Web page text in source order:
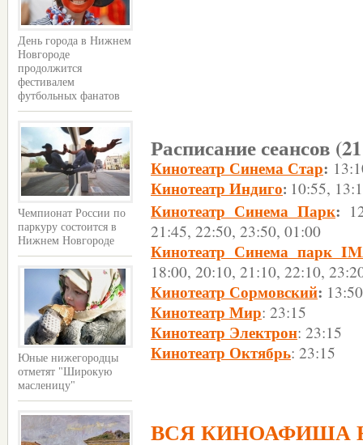
День города в Нижнем
Новгороде
продолжится
фестивалем
футбольных фанатов
Чемпионат России по
паркуру состоится в
Нижнем Новгороде
Юные нижегородцы
отметят "Широкую
масленицу"
Расписание сеансов
Кинотеатр Синема Стар:
Кинотеатр Индиго: 10:55,
Кинотеатр Синема Парк:
21:45, 22:50, 23:50, 01:00
Кинотеатр Синема парк
18:00, 20:10, 21:10, 22:10,
Кинотеатр Сормовский:
Кинотеатр Мир: 23:15
Кинотеатр Электрон: 23:15
Кинотеатр Октябрь: 23:15
ВСЯ КИНОАФИША